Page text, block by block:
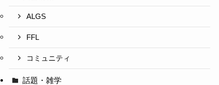
ALGS
FFL
コミュニティ
話題・雑学